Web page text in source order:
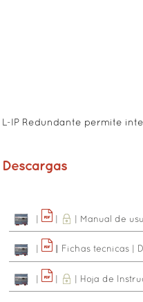
L-IP Redundante permite
Descargas
Manual de
Fichas tecnicas
Hoja de